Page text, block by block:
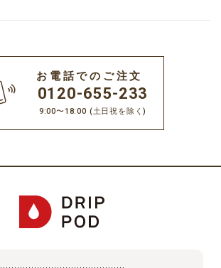
お電話でのご注文
0120-655-233
9:00〜18:00 (土日祝を除く)